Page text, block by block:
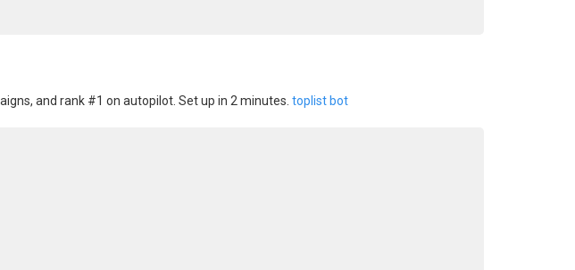
and rank #1 on autopilot. Set up in 2 minutes. toplist bot